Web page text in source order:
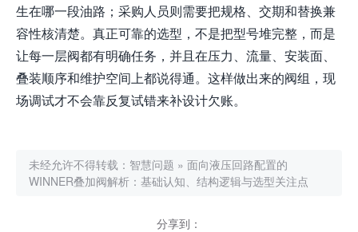
生在哪一段油路；采购人员则需要把规格、交期和替换兼
容性核清楚。真正可靠的选型，不是把型号堆完整，而是
让每一层阀都有明确任务，并且在压力、流量、安装面、
叠装顺序和维护空间上都说得通。这样做出来的阀组，现
场调试才不会靠反复试错来补设计欠账。
未经允许不得转载： 智慧问题 » 面向液压回路配置的
WINNER叠加阀解析：基础认知、结构逻辑与选型关注点
分享到：